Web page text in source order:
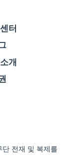
터
개
전재 및 복제를